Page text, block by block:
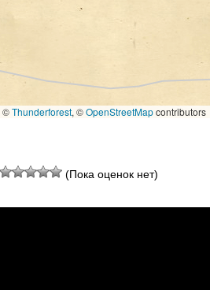
©Thunderforest, ©OpenStreetMapcontributors
(Пока оценок нет)